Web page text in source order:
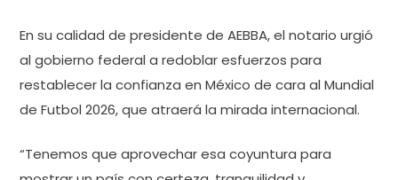
En su calidad de presidente de AEBBA, el notario urgió
al gobierno federal a redoblar esfuerzos para
restablecer la confianza en México de cara al Mundial
de Futbol 2026, que atraerá la mirada internacional.
“Tenemos que aprovechar esa coyuntura para